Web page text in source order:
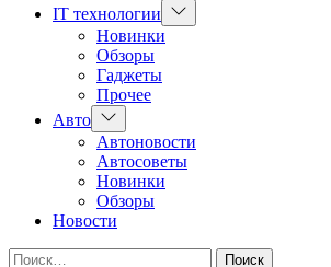
IT технологии
Показать
подменю
Новинки
Обзоры
Гаджеты
Прочее
Авто Показать
подменю
Автоновости
Автосоветы
Новинки
Обзоры
Новости
Найти: